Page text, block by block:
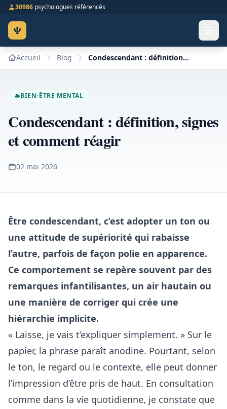
30986 psychologues référencés
Ψ
Accueil Blog Condescendant : définition, signes et comment réagir
BIEN-ÊTRE MENTAL
Condescendant : définition, signes
et comment réagir
02 mai 2026
Être condescendant, c’est adopter un ton ou
une attitude de supériorité qui rabaisse
l’autre, parfois de façon polie en apparence.
Ce comportement se repère souvent par des
remarques infantilisantes, un air hautain ou
une manière de corriger qui crée une
hiérarchie implicite.
« Laisse, je vais t’expliquer simplement. » Sur le
papier, la phrase paraît anodine. Pourtant, selon
le ton, le regard ou le contexte, elle peut donner
l’impression d’être pris de haut. En consultation
comme dans la vie quotidienne, je constate que